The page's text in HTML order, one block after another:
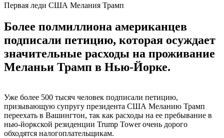
Первая леди США Мелания Трамп
Более полмиллиона американцев
подписали петицию, которая осуждает
значительные расходы на проживание
Меланьи Трамп в Нью-Йорке.
Уже более 500 тысяч человек подписали петицию,
призывающую супругу президента США Меланию Трамп
переехать в Вашингтон, так как расходы на ее пребывание в
нью-йоркской резиденции Trump Tower очень дорого
обходятся налогоплательщикам.